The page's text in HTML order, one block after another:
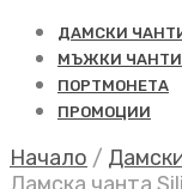
ДАМСКИ
МЪЖКИ ЧАНТИ
ПОРТМОНЕТА
ПРОМОЦИИ
Начало /